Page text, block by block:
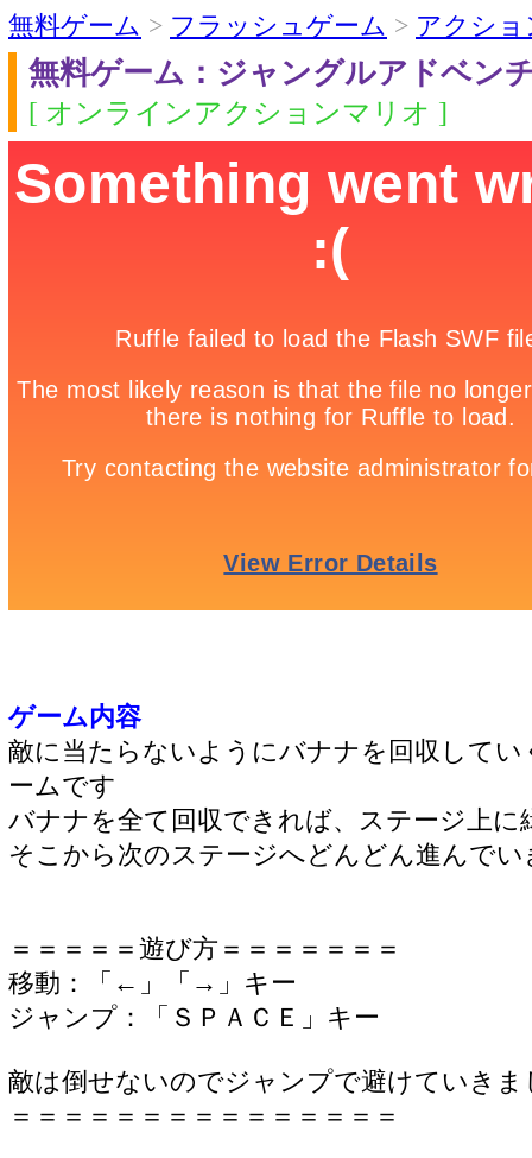
無料ゲーム > フラッシュゲーム > アクショ
無料ゲーム：ジャングルアドベン
[ オンラインアクションマリオ ]
ゲーム内容
敵に当たらないようにバナナを回収して
ームです
バナナを全て回収できれば、ステージ上に
そこから次のステージへどんどん進んで
＝＝＝＝＝遊び方＝＝＝＝＝＝＝
移動：「←」「→」キー
ジャンプ：「ＳＰＡＣＥ」キー
敵は倒せないのでジャンプで避けていきま
＝＝＝＝＝＝＝＝＝＝＝＝＝＝＝